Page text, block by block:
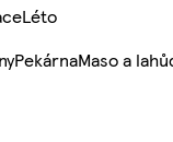
Léto
PekárnaMaso a